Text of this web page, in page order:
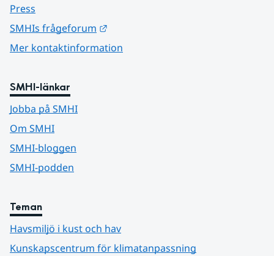
Press
SMHIs frågeforum
Mer kontaktinformation
SMHI-länkar
Jobba på SMHI
Om SMHI
SMHI-bloggen
SMHI-podden
Teman
Havsmiljö i kust och hav
Kunskapscentrum för klimatanpassning